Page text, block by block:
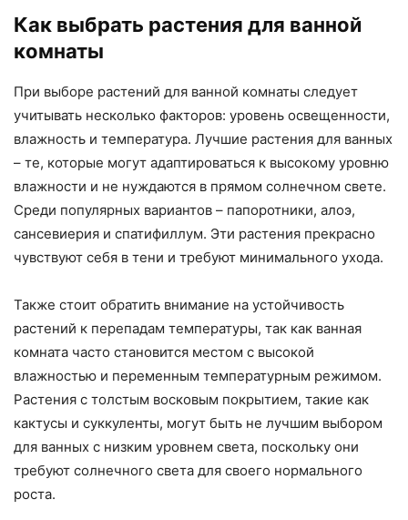
Как выбрать растения для ванной
комнаты
При выборе растений для ванной комнаты следует
учитывать несколько факторов: уровень освещенности,
влажность и температура. Лучшие растения для ванных
– те, которые могут адаптироваться к высокому уровню
влажности и не нуждаются в прямом солнечном свете.
Среди популярных вариантов – папоротники, алоэ,
сансевиерия и спатифиллум. Эти растения прекрасно
чувствуют себя в тени и требуют минимального ухода.
Также стоит обратить внимание на устойчивость
растений к перепадам температуры, так как ванная
комната часто становится местом с высокой
влажностью и переменным температурным режимом.
Растения с толстым восковым покрытием, такие как
кактусы и суккуленты, могут быть не лучшим выбором
для ванных с низким уровнем света, поскольку они
требуют солнечного света для своего нормального
роста.